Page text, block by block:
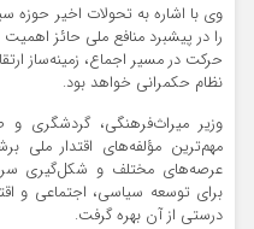
وی با اشاره به تحولات اخیر
را در پیشبرد منافع ملی حائز
حرکت در مسیر اجماع، زمینه‌ساز
نظام حکمرانی خواهد بود.
وزیر میراث‌فرهنگی، گردشگری و
مهم‌ترین مؤلفه‌های اقتدار ملی
عرصه‌های مختلف و شکل‌گیری
برای توسعه سیاسی، اجتماعی و
درستی از آن بهره گرفت.